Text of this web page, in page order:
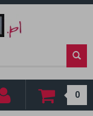
0